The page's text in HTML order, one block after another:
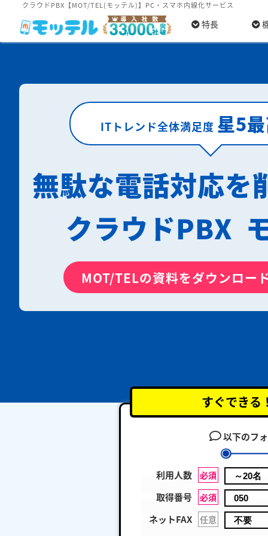
クラウドPBX【MOT/TEL(モッテル)】PC・スマホ内線化サービス
特長
ITトレンド全体満足度 星5
無駄な電話対応を
クラウドPBX
MOT/TELの資料をダウンロー
すぐできる
以下のフ
利用人数 必須
取得番号 必須
ネットFAX 任意